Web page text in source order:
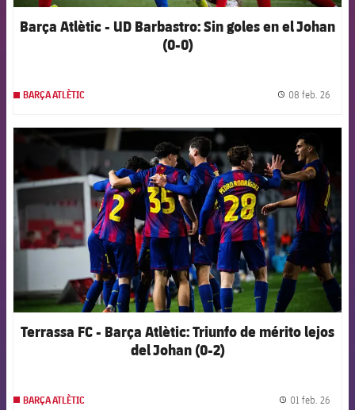
Barça Atlètic - UD Barbastro: Sin goles en el Johan
(0-0)
BARÇA ATLÈTIC 08 feb. 26
FCB Barcelona badge
Terrassa FC - Barça Atlètic: Triunfo de mérito lejos
del Johan (0-2)
BARÇA ATLÈTIC 01 feb. 26